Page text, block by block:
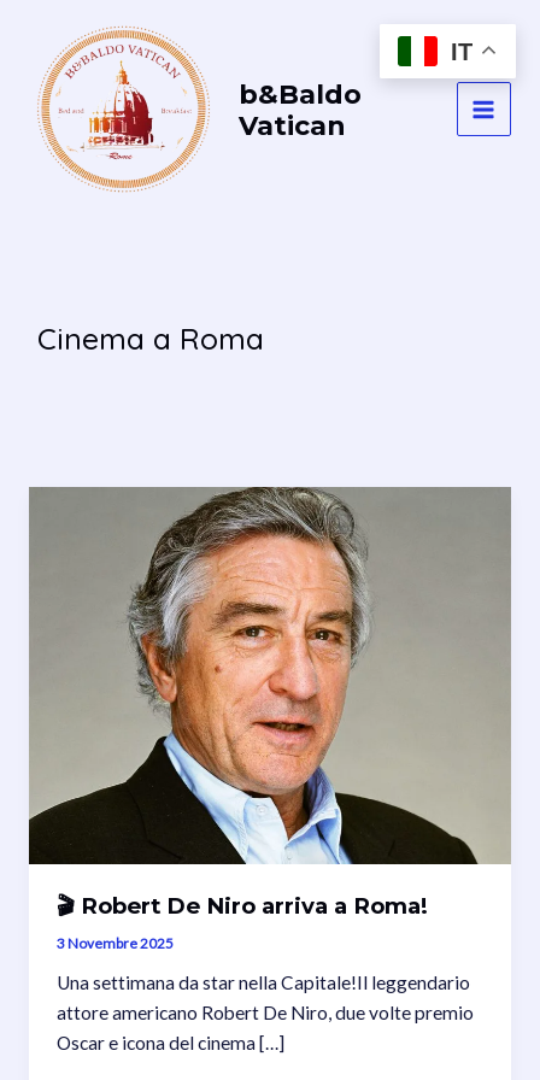
contenuto
b&Baldo
Vatican
Cinema a Roma
🎬 Robert De Niro arriva a Roma!
3 Novembre 2025
Una settimana da star nella Capitale!Il leggendario
attore americano Robert De Niro, due volte premio
Oscar e icona del cinema […]
IT